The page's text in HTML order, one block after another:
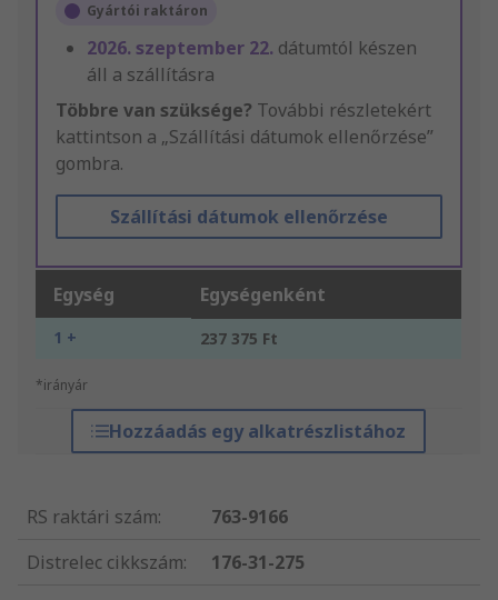
Gyártói raktáron
2026. szeptember 22. dátumtól készen
áll a szállításra
Többre van szüksége? További részletekért
kattintson a „Szállítási dátumok ellenőrzése”
gombra.
Szállítási dátumok ellenőrzése
Egység Egységenként
1 + 237 375 Ft
*irányár
Hozzáadás egy alkatrészlistához
RS raktári szám:
763-9166
Distrelec cikkszám:
176-31-275